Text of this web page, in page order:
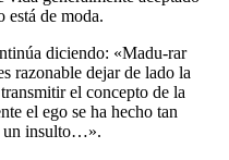
está de moda.
diciendo: «Madu-rar
razonable dejar de lado la
el concepto de la
el ego se ha hecho tan
un insulto…».